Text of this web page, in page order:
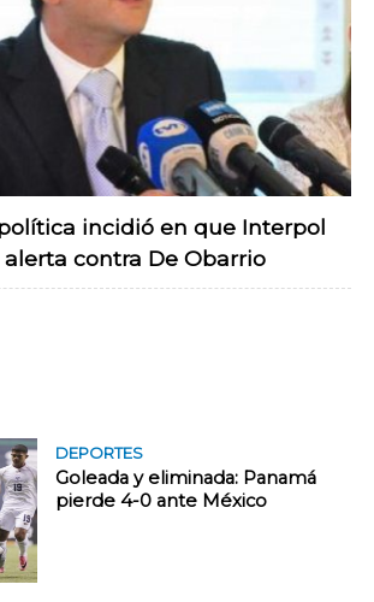
incidió en que Interpol
contra De Obarrio
DEPORTES
Goleada y eliminada: Panamá
pierde 4-0 ante México